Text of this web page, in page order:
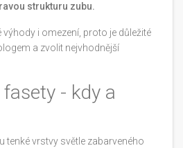
strukturu zubu.
i omezení, proto je důležité
a zvolit nejvhodnější
- kdy a
tenké vrstvy světle zabarveného